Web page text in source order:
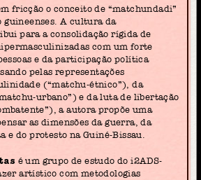
fricção o conceito de “matchundadi”
guineenses. A cultura da
para a consolidação rígida de
com um forte
e da participação política
pelas representações
(“matchu-étnico”), da
urbano”) e da luta de libertação
a autora propõe uma
as dimensões da guerra, da
e do protesto na Guiné-Bissau.
é um grupo de estudo do i2ADS-
artístico com metodologias